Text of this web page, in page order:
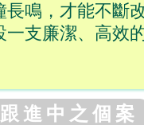
長鳴，才能不斷
一支廉潔、高效
進中之個案